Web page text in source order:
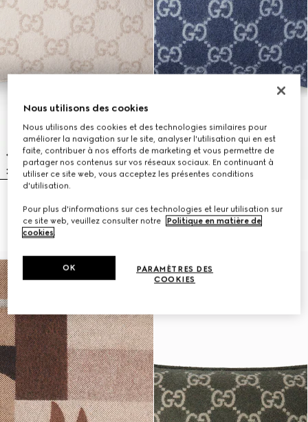
cachemire et laine GG
€ 740
cachemire et laine GG
€ 740
Nous utilisons des cookies
Nous utilisons des cookies et des technologies similaires pour
améliorer la navigation sur le site, analyser l'utilisation qui en est
faite, contribuer à nos efforts de marketing et vous permettre de
partager nos contenus sur vos réseaux sociaux. En continuant à
utiliser ce site web, vous acceptez les présentes conditions
d'utilisation.
Pour plus d'informations sur ces technologies et leur utilisation sur
ce site web, veuillez consulter notre
Politique en matière de
cookies.
PARAMÈTRES DES
COOKIES
OK